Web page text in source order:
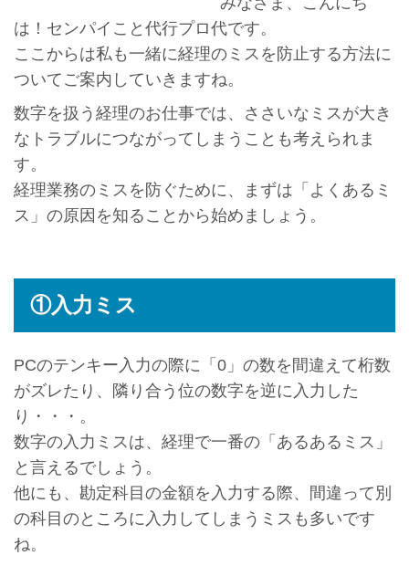
は！センパイこと代行プロ代です。
ここからは私も一緒に経理のミスを防止する方法に
ついてご案内していきますね。
数字を扱う経理のお仕事では、ささいなミスが大き
なトラブルにつながってしまうことも考えられま
す。
経理業務のミスを防ぐために、まずは「よくあるミ
ス」の原因を知ることから始めましょう。
①入力ミス
PCのテンキー入力の際に「0」の数を間違えて桁数
がズレたり、隣り合う位の数字を逆に入力した
り・・・。
数字の入力ミスは、経理で一番の「あるあるミス」
と言えるでしょう。
他にも、勘定科目の金額を入力する際、間違って別
の科目のところに入力してしまうミスも多いです
ね。